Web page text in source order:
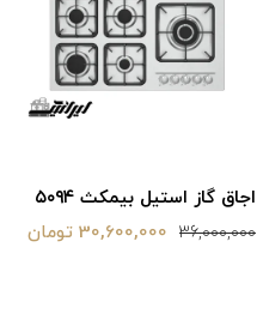
اجاق گاز استیل بیمکث ۵۰۹۴
36,000,000 30,600,000 تومان